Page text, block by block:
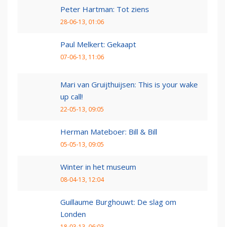
Peter Hartman: Tot ziens
28-06-13, 01:06
Paul Melkert: Gekaapt
07-06-13, 11:06
Mari van Gruijthuijsen: This is your wake
up call!
22-05-13, 09:05
Herman Mateboer: Bill & Bill
05-05-13, 09:05
Winter in het museum
08-04-13, 12:04
Guillaume Burghouwt: De slag om
Londen